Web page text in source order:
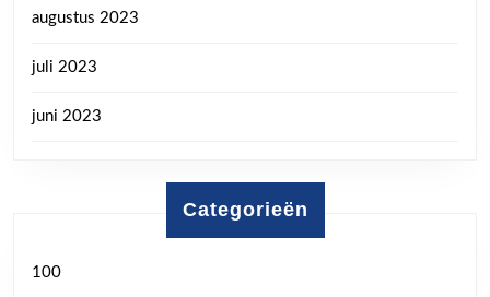
augustus 2023
juli 2023
juni 2023
Categorieën
100